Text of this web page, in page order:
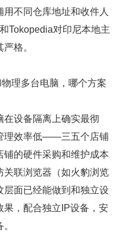
不同仓库地址和收件人
Tokopedia对印尼本地主
格。
理多台电脑，哪个方案
设备隔离上确实最彻
理效率低——三五个店铺
铺的硬件采购和维护成本
关联浏览器（如火豹浏览
层面已经能做到和独立设
果，配合独立IP设备，安